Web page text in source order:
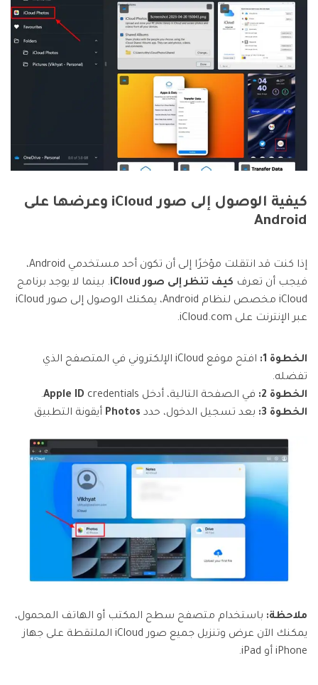
كيفية الوصول إلى صور iCloud وعرضها على
Android
إذا كنت قد انتقلت مؤخرًا إلى أن تكون أحد مستخدمي Android،
فيجب أن تعرف كيف تنظر إلى صور iCloud
. بينما لا يوجد برنامج
iCloud مخصص لنظام Android، يمكنك الوصول إلى صور iCloud
عبر الإنترنت على iCloud.com.
الخطوة 1:
افتح موقع iCloud الإلكتروني في المتصفح الذي
تفضله.
الخطوة 2:
في الصفحة التالية، أدخل Apple ID credentials.
الخطوة 3:
بعد تسجيل الدخول، حدد Photos أيقونة التطبيق
ملاحظة: باستخدام متصفح سطح المكتب أو الهاتف المحمول،
يمكنك الآن عرض وتنزيل جميع صور iCloud الملتقطة على جهاز
iPhone أو iPad.